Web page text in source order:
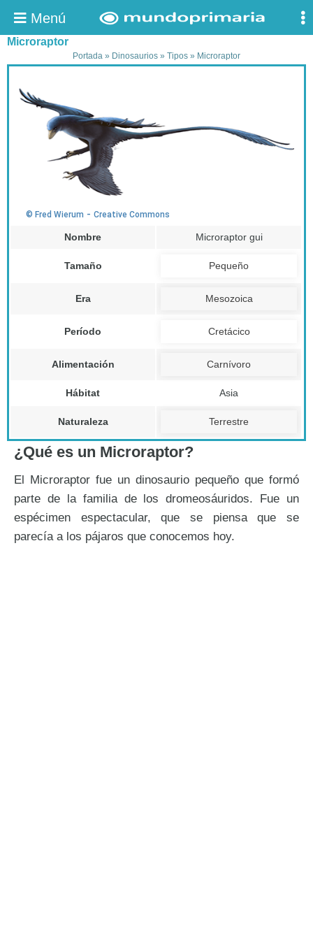
Menú
Microraptor
Portada » Dinosaurios » Tipos » Microraptor
© Fred Wierum - Creative Commons
Nombre Microraptor gui
Tamaño Pequeño
Era Mesozoica
Período Cretácico
Alimentación Carnívoro
Hábitat Asia
Naturaleza Terrestre
¿Qué es un Microraptor?
El Microraptor fue un dinosaurio pequeño que formó
parte de la familia de los dromeosáuridos. Fue un
espécimen espectacular, que se piensa que se
parecía a los pájaros que conocemos hoy.